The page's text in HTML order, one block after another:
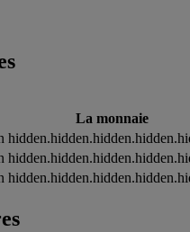
La monnaie